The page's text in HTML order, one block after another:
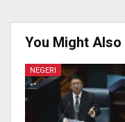
You Might Also
NEGERI